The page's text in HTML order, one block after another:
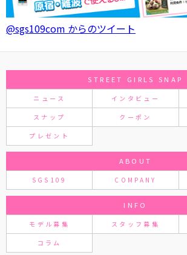
@sgs109com からのツイート
STREET GIRLS SNAP
ニュース インタビュー
スナップ クーポン
プレゼント
ABOUT
SGS109 COMPANY
INFO
モデル募集 スタッフ募集
コラム